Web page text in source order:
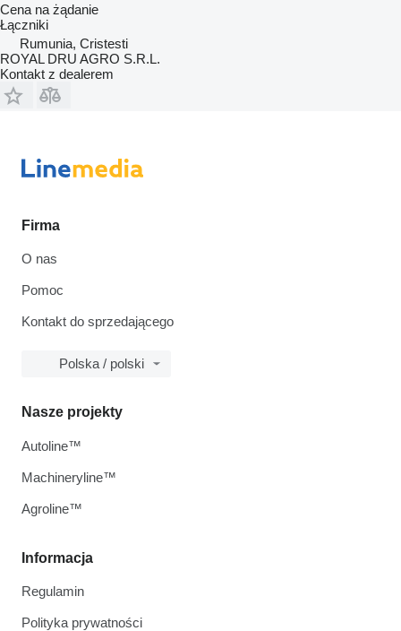
Cena na żądanie
Łączniki
Rumunia, Cristesti
ROYAL DRU AGRO S.R.L.
Kontakt z dealerem
Firma
O nas
Pomoc
Kontakt do sprzedającego
Polska / polski
Informacja
Regulamin
Polityka prywatności
Nasze projekty
Autoline™
Machineryline™
Agroline™